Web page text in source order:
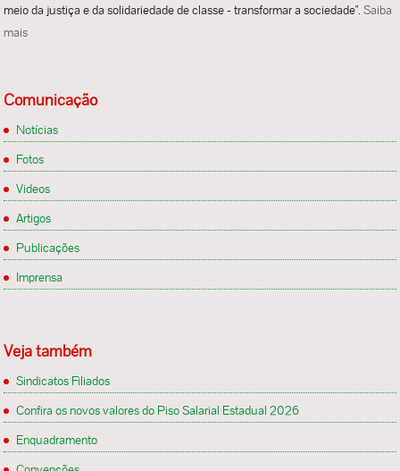
meio da justiça e da solidariedade de classe - transformar a sociedade".Saiba
mais
Comunicação
Notícias
Fotos
Videos
Artigos
Publicações
Imprensa
Veja também
Sindicatos Filiados
Confira os novos valores do Piso Salarial Estadual 2026
Enquadramento